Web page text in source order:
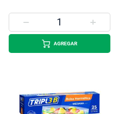
AGREGAR